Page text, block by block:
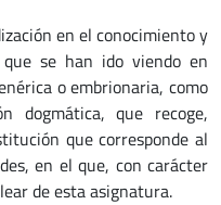
en el conocimiento y
se han ido viendo en
o embrionaria, como
dogmática, que recoge,
que corresponde al
en el que, con carácter
de esta asignatura.